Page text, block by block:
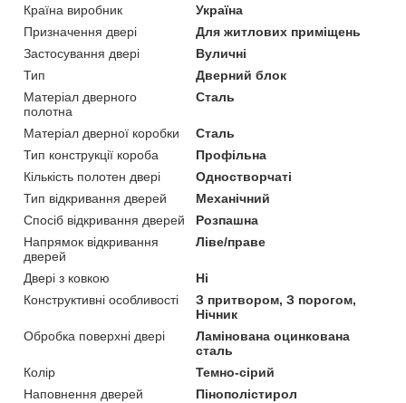
Країна виробник
Україна
Призначення двері
Для житлових приміщень
Застосування двері
Вуличні
Тип
Дверний блок
Матеріал дверного
полотна
Сталь
Матеріал дверної коробки
Сталь
Тип конструкції короба
Профільна
Кількість полотен двері
Одностворчаті
Тип відкривання дверей
Механічний
Спосіб відкривання дверей
Розпашна
Напрямок відкривання
дверей
Ліве/праве
Двері з ковкою
Ні
Конструктивні особливості
З притвором, З порогом,
Нічник
Обробка поверхні двері
Ламінована оцинкована
сталь
Колір
Темно-сірий
Наповнення дверей
Пінополістирол